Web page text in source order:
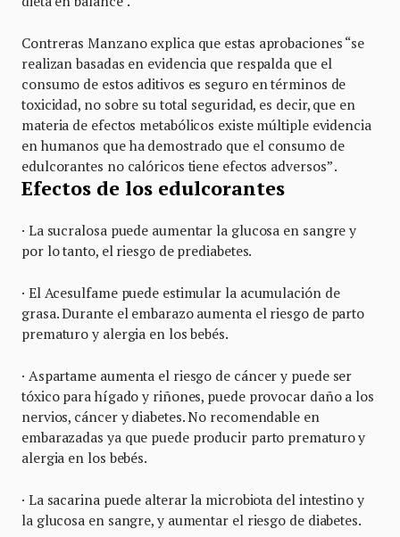
Contreras Manzano explica que estas aprobaciones “se
realizan basadas en evidencia que respalda que el
consumo de estos aditivos es seguro en términos de
toxicidad, no sobre su total seguridad, es decir, que en
materia de efectos metabólicos existe múltiple evidencia
en humanos que ha demostrado que el consumo de
edulcorantes no calóricos tiene efectos adversos” .
Efectos de los edulcorantes
· La sucralosa puede aumentar la glucosa en sangre y
por lo tanto, el riesgo de prediabetes.
· El Acesulfame puede estimular la acumulación de
grasa. Durante el embarazo aumenta el riesgo de parto
prematuro y alergia en los bebés.
· Aspartame aumenta el riesgo de cáncer y puede ser
tóxico para hígado y riñones, puede provocar daño a los
nervios, cáncer y diabetes. No recomendable en
embarazadas ya que puede producir parto prematuro y
alergia en los bebés.
· La sacarina puede alterar la microbiota del intestino y
la glucosa en sangre, y aumentar el riesgo de diabetes.